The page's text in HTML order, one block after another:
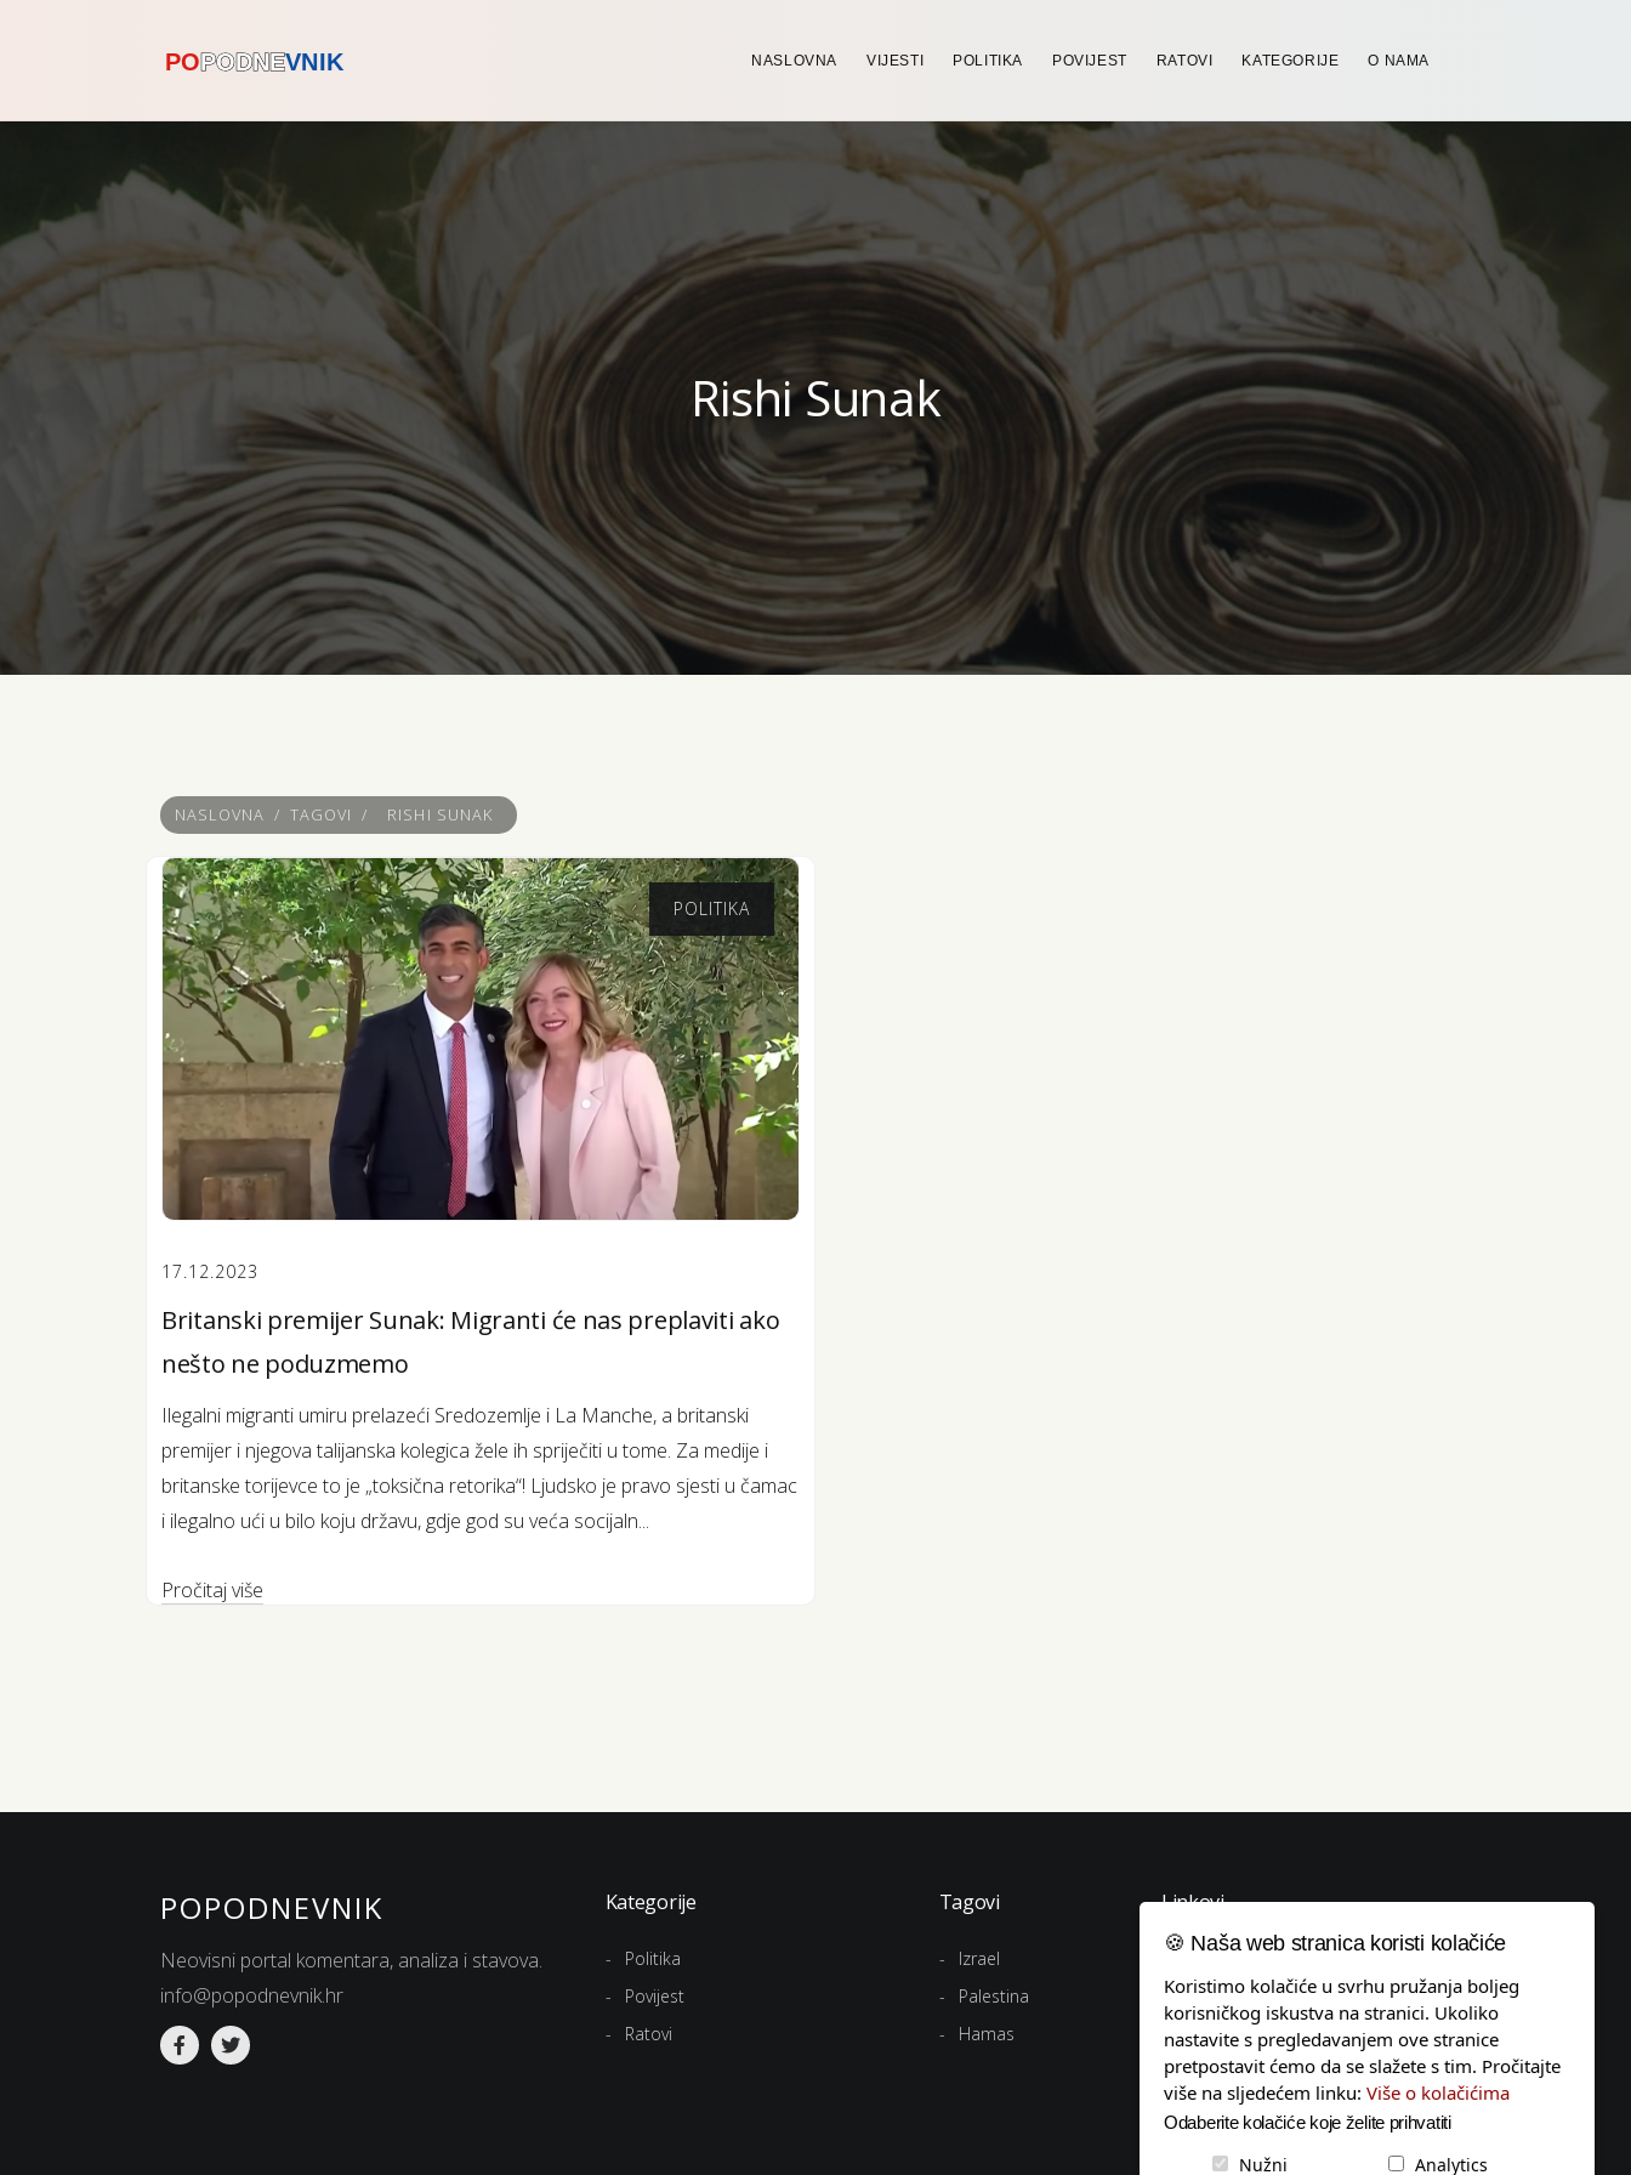
NASLOVNA VIJESTI POLITIKA POVIJEST RATOVI KATEGORIJE O NAMA
Rishi Sunak
NASLOVNA / TAGOVI / RISHI SUNAK
POLITIKA
17.12.2023
Britanski premijer Sunak: Migranti će nas preplaviti ako
nešto ne poduzmemo
Ilegalni migranti umiru prelazeći Sredozemlje i La Manche, a britanski
premijer i njegova talijanska kolegica žele ih spriječiti u tome. Za medije i
britanske torijevce to je „toksična retorika“! Ljudsko je pravo sjesti u čamac
i ilegalno ući u bilo koju državu, gdje god su veća socijaln...
Pročitaj više
POPODNEVNIK
Neovisni portal komentara, analiza i stavova.
info@popodnevnik.hr
Kategorije
Politika
Povijest
Ratovi
Tagovi
Izrael
Palestina
Hamas
Linkovi
Uvjeti korištenja
Politika privatnosti
Pravila o kolačićima
Impressum
🍪 Naša web stranica koristi kolačiće
Koristimo kolačiće u svrhu pružanja boljeg
korisničkog iskustva na stranici. Ukoliko
nastavite s pregledavanjem ove stranice
pretpostavit ćemo da se slažete s tim. Pročitajte
više na sljedećem linku: Više o kolačićima
Odaberite kolačiće koje želite prihvatiti
Nužni Analytics